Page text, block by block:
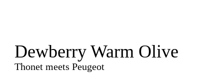
Dewberry Warm Olive
Thonet meets Peugeot